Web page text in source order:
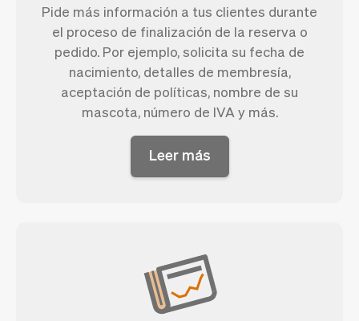
Pide más información a tus clientes durante
el proceso de finalización de la reserva o
pedido. Por ejemplo, solicita su fecha de
nacimiento, detalles de membresía,
aceptación de políticas, nombre de su
mascota, número de IVA y más.
Leer más